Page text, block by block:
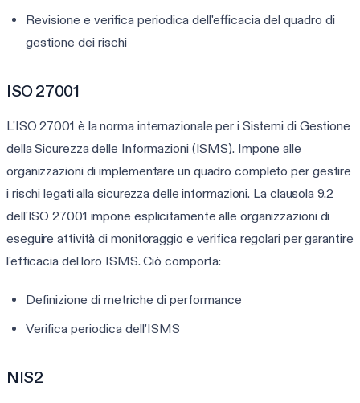
Revisione e verifica periodica dell'efficacia del quadro di
gestione dei rischi
ISO 27001
L'ISO 27001 è la norma internazionale per i Sistemi di Gestione
della Sicurezza delle Informazioni (ISMS). Impone alle
organizzazioni di implementare un quadro completo per gestire
i rischi legati alla sicurezza delle informazioni. La clausola 9.2
dell'ISO 27001 impone esplicitamente alle organizzazioni di
eseguire attività di monitoraggio e verifica regolari per garantire
l'efficacia del loro ISMS. Ciò comporta:
Definizione di metriche di performance
Verifica periodica dell'ISMS
NIS2